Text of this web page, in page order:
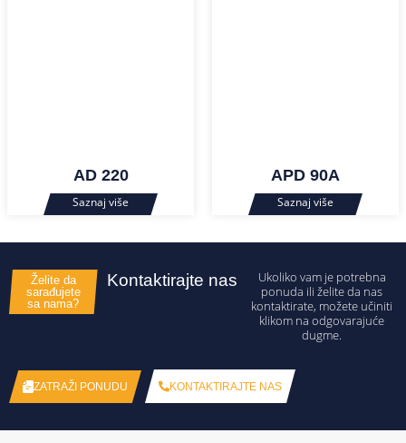
AD 220 APD 90A
Želite da
sarađujete
sa nama?
Kontaktirajte nas
Ukoliko vam je potrebna
ponuda ili želite da nas
kontaktirate, možete učiniti
klikom na odgovarajuće
dugme.
ZATRAŽI PONUDU KONTAKTIRAJTE NAS